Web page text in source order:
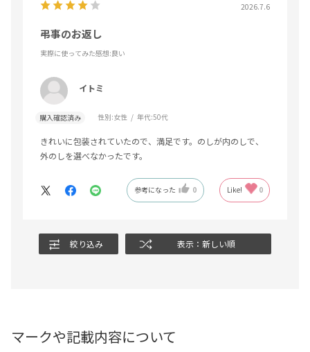
2026.7.6
弔事のお返し
実際に使ってみた感想:良い
イトミ
購入確認済み 性別:女性 年代:50代
きれいに包装されていたので、満足です。のしが内のしで、
外のしを選べなかったです。
参考になった 0 Like! 0
絞り込み 表示：新しい順
マークや記載内容について